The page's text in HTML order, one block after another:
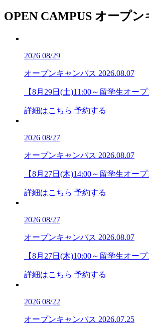
OPEN CAMPUS オープン
2026 08/29
オープンキャンパス 2026.08.07
【8月29日(土)11:00～留学生オー
詳細はこちら 予約する
2026 08/27
オープンキャンパス 2026.08.07
【8月27日(木)14:00～留学生オー
詳細はこちら 予約する
2026 08/27
オープンキャンパス 2026.08.07
【8月27日(木)10:00～留学生オー
詳細はこちら 予約する
2026 08/22
オープンキャンパス 2026.07.25